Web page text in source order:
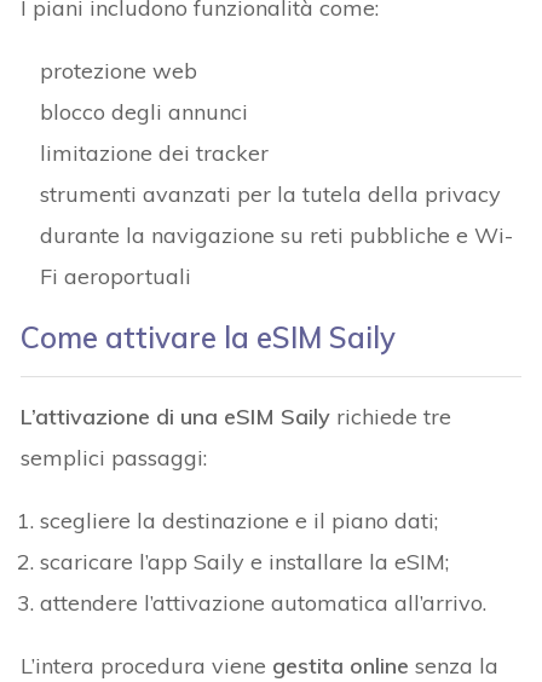
I piani includono funzionalità come:
protezione web
blocco degli annunci
limitazione dei tracker
strumenti avanzati per la tutela della privacy
durante la navigazione su reti pubbliche e Wi-
Fi aeroportuali
Come attivare la eSIM Saily
L’attivazione di una eSIM Saily richiede tre
semplici passaggi:
scegliere la destinazione e il piano dati;
scaricare l’app Saily e installare la eSIM;
attendere l’attivazione automatica all’arrivo.
L’intera procedura viene gestita online senza la